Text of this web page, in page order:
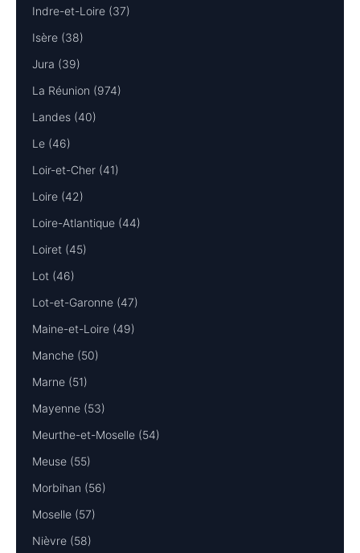
Indre-et-Loire (37)
Isère (38)
Jura (39)
La Réunion (974)
Landes (40)
Le (46)
Loir-et-Cher (41)
Loire (42)
Loire-Atlantique (44)
Loiret (45)
Lot (46)
Lot-et-Garonne (47)
Maine-et-Loire (49)
Manche (50)
Marne (51)
Mayenne (53)
Meurthe-et-Moselle (54)
Meuse (55)
Morbihan (56)
Moselle (57)
Nièvre (58)